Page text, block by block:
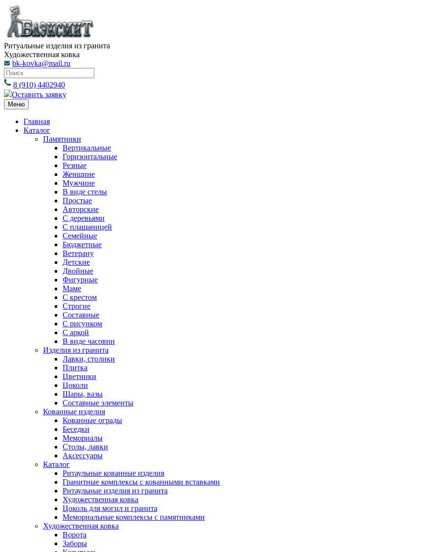
Ритуальные изделия из гранита
Художественная ковка
bk-kovka@mail.ru
8 (910) 4402940
Оставить заявку
Меню
Главная
Каталог
Памятники
Вертикальные
Горизонтальные
Резные
Женщине
Мужчине
В виде стелы
Простые
Авторские
С деревьями
С плащаницей
Семейные
Бюджетные
Ветерану
Детские
Двойные
Фигурные
Маме
С крестом
Строгие
Составные
С рисунком
С аркой
В виде часовни
Изделия из гранита
Лавки, столики
Плитка
Цветники
Цоколи
Шары, вазы
Составные элементы
Кованные изделия
Кованные ограды
Беседки
Мемориалы
Столы, лавки
Аксессуары
Каталог
Ритаульные кованные изделия
Гранитные комплексы с кованными вставками
Ритаульные изделия из гранита
Художественная ковка
Цоколь для могил и гранита
Мемориальные комплексы с памятниками
Художественная ковка
Ворота
Заборы